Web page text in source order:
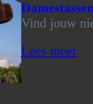
Vind jouw
Lees meer